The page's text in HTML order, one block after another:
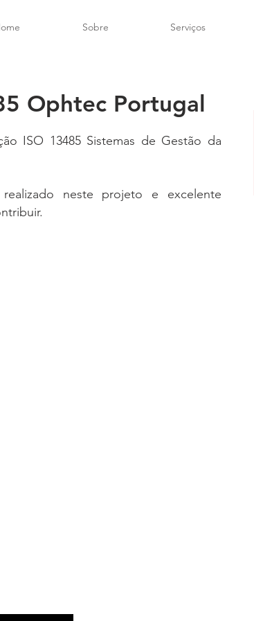
Sobre Serviços
Ophtec Portugal
ISO 13485 Sistemas de Gestão da
neste projeto e excelente